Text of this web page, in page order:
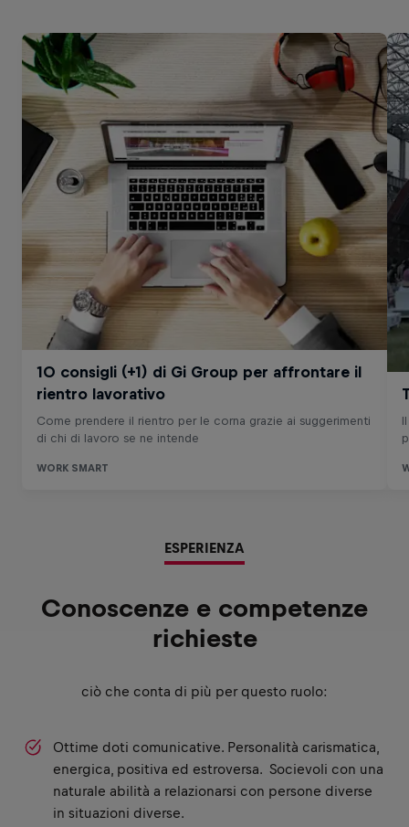
ESPERIENZA
Conoscenze e competenze
richieste
ciò che conta di più per questo ruolo:
Ottime doti comunicative. Personalità carismatica,
energica, positiva ed estroversa. Socievoli con una
naturale abilità a relazionarsi con persone diverse
in situazioni diverse.